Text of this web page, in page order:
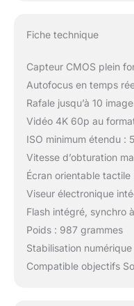
Fiche technique
Capteur CMOS plein
Autofocus en temps
Rafale jusqu’à 10
Vidéo 4K 60p au
ISO minimum étendu :
Vitesse d’obturation
Écran orientable tactile
Viseur électronique
Flash intégré, synchro
Poids : 987 grammes
Stabilisation numérique
Compatible objectifs